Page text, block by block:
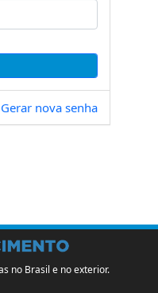
Gerar nova senha
no Brasil e no exterior.